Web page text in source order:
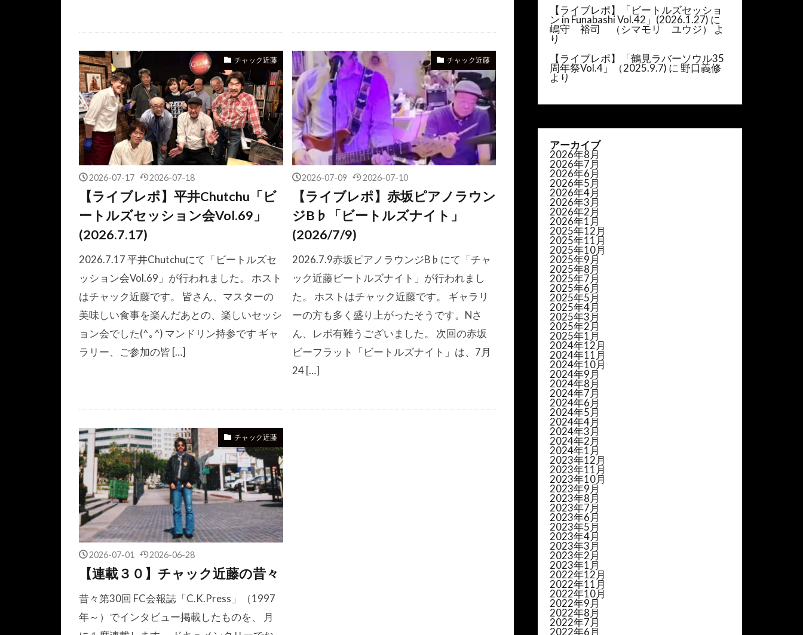
チャック近藤
2026-07-17 2026-07-18
【ライブレポ】平井Chutchu「ビ
ートルズセッション会Vol.69」
(2026.7.17)
2026.7.17 平井Chutchuにて「ビートルズセ
ッション会Vol.69」が行われました。 ホスト
はチャック近藤です。 皆さん、マスターの
美味しい食事を楽んだあとの、楽しいセッシ
ョン会でした(^｡^) マンドリン持参です ギャ
ラリー、ご参加の皆 […]
チャック近藤
2026-07-09 2026-07-10
【ライブレポ】赤坂ピアノラウン
ジB♭「ビートルズナイト」
(2026/7/9)
2026.7.9赤坂ピアノラウンジB♭にて「チャ
ック近藤ビートルズナイト」が行われまし
た。 ホストはチャック近藤です。 ギャラリ
ーの方も多く盛り上がったそうです。Nさ
ん、レポ有難うございました。 次回の赤坂
ビーフラット「ビートルズナイト」は、7月
24 […]
チャック近藤
2026-07-01 2026-06-28
【連載３０】チャック近藤の昔々
昔々第30回 FC会報誌「C.K.Press」（1997
年～）でインタビュー掲載したものを、 月
【ライブレポ】「ビートルズセッショ
ン in Funabashi Vol.42」(2026.1.27) に
嶋守 裕司 （シマモリ ユウジ） よ
り
【ライブレポ】「鶴見ラバーソウル35
周年祭Vol.4」（2025.9.7) に 野口義修
より
アーカイブ
2026年8月
2026年7月
2026年6月
2026年5月
2026年4月
2026年3月
2026年2月
2026年1月
2025年12月
2025年11月
2025年10月
2025年9月
2025年8月
2025年7月
2025年6月
2025年5月
2025年4月
2025年3月
2025年2月
2025年1月
2024年12月
2024年11月
2024年10月
2024年9月
2024年8月
2024年7月
2024年6月
2024年5月
2024年4月
2024年3月
2024年2月
2024年1月
2023年12月
2023年11月
2023年10月
2023年9月
2023年8月
2023年7月
2023年6月
2023年5月
2023年4月
2023年3月
2023年2月
2023年1月
2022年12月
2022年11月
2022年10月
2022年9月
2022年8月
2022年7月
2022年6月